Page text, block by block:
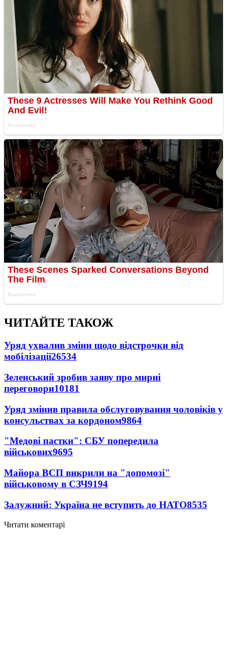
ЧИТАЙТЕ ТАКОЖ
Уряд ухвалив зміни щодо відстрочки від
мобілізації26534
Зеленський зробив заяву про мирні
переговори10181
Уряд змінив правила обслуговування чоловіків у
консульствах за кордоном9864
"Медові пастки": СБУ попередила
військових9695
Майора ВСП викрили на "допомозі"
військовому в СЗЧ9194
Залужний: Україна не вступить до НАТО8535
Читати коментарі